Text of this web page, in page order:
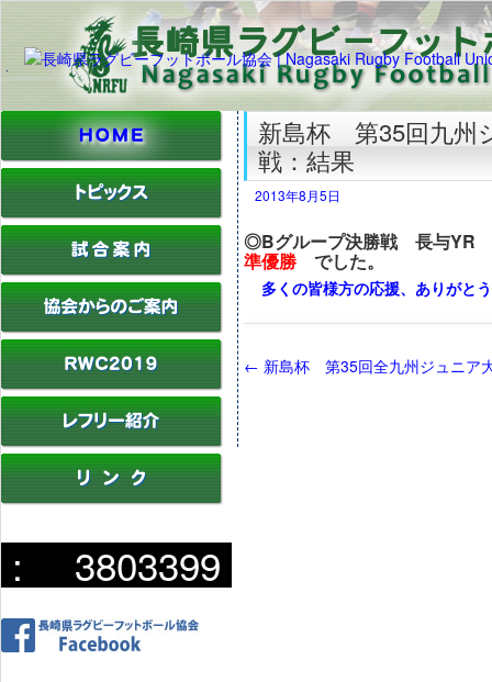
3803399
:
新島杯 第35回九州
戦：結果
2013年8月5日
◎Bグループ決勝戦 長与YR
準優勝 でした。
多くの皆様方の応援、ありがと
← 新島杯 第35回全九州ジュニア